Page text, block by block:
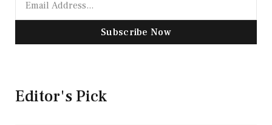
Subscribe Now
Editor's Pick